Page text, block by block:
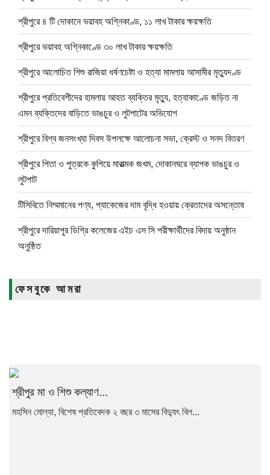
শ্রীপুরে ৪ টি দোকানে ভয়াবহ অগ্নিকাণ্ড, ১১ লাখ টাকার ক্ষয়ক্ষতি
শ্রীপুরে ভয়াবহ অগ্নিকাণ্ডে ৩০ লাখ টাকার ক্ষয়ক্ষতি
শ্রীপুরে আলোচিত শিশু রাজিয়া ধর্ষণচেষ্টা ও হত্যা মামলায় আসামীর মৃত্যুদণ্ড
শ্রীপুরে প্রতিবেশীদের হামলায় আহত ব্যক্তির মৃত্যু, হত্যাকাণ্ডে জড়িত না
এমন ব্যক্তিদের বাড়িতে ভাঙচুর ও লুটপাটের অভিযোগ
শ্রীপুরে বিশ্ব জনসংখ্যা দিবস উপলক্ষে আলোচনা সভা, ক্রেস্ট ও সনদ বিতরণ
শ্রীপুরে পিতা ও পুত্রকে কুপিয়ে মারাত্মক জখম, দোকানঘরে ব্যাপক ভাঙচুর ও
লুটপাট
টিসিবিতে নিম্মমানের পণ্য, প্যাকেজের দাম বৃদ্ধি হওয়ায় ক্রেতাদের অসন্তোষ
শ্রীপুরে দারিয়াপুর ডিগ্রি কলেজের এইচ এস সি পরীক্ষার্থীদের বিদায় অনুষ্ঠান
অনুষ্ঠিত
ফেসবুকে আমরা
শ্রীপুর মা ও শিশু কল্যাণ...
মহসিন মোল্যা, বিশেষ প্রতিবেদক ২ বছর ৩ মাসের বিদ্যুৎ বিল...